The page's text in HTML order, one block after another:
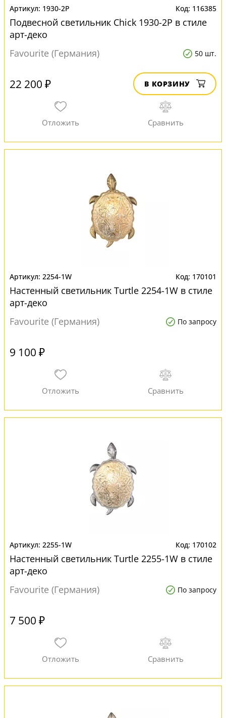
1930-2P 116385
Подвесной светильник Chick 1930-2P в стиле
арт-деко
Favourite (Германия)
50 шт.
22 200 ₽ В КОРЗИНУ
2254-1W 170101
Настенный светильник Turtle 2254-1W в стиле
арт-деко
Favourite (Германия)
По запросу
9 100 ₽
2255-1W 170102
Настенный светильник Turtle 2255-1W в стиле
арт-деко
Favourite (Германия)
По запросу
7 500 ₽